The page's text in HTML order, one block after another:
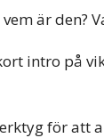
vem är den?
intro på
för att